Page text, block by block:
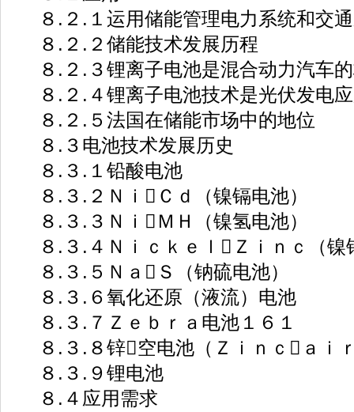
８.２.１运用储能管理电力系统和交通
８.２.２储能技术发展历程
８.２.３锂离子电池是混合动力汽车
８.２.４锂离子电池技术是光伏发电应
８.２.５法国在储能市场中的地位
８.３电池技术发展历史
８.３.１铅酸电池
８.３.２ＮｉＣｄ（镍镉电池）
８.３.３ＮｉＭＨ（镍氢电池）
８.３.４ＮｉｃｋｅｌＺｉｎｃ（镍
８.３.５ＮａＳ（钠硫电池）
８.３.６氧化还原（液流）电池
８.３.７Ｚｅｂｒａ电池１６１
８.３.８锌空电池（Ｚｉｎｃａｉ
８.３.９锂电池
８.４应用需求